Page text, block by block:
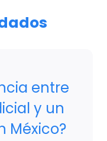
entre
y un
México?